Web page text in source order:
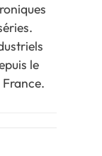
le